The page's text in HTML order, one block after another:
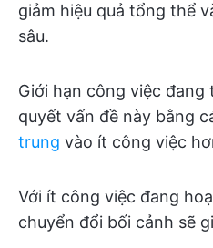
giảm hiệu quả tổng thể
sâu.
Giới hạn công việc đang
quyết vấn đề này bằng
trung vào ít công việc
Với ít công việc đang
chuyển đổi bối cảnh sẽ